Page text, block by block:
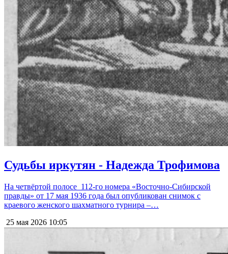
Судьбы иркутян - Надежда Трофимова
На четвёртой полосе 112-го номера «Восточно-Сибирской
правды» от 17 мая 1936 года был опубликован снимок с
краевого женского шахматного турнира –…
25 мая 2026 10:05